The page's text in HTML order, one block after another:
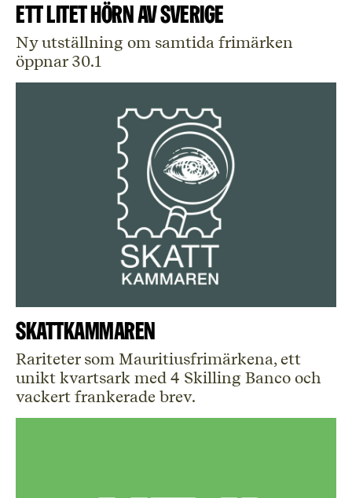
Ett litet hörn av Sverige
Ny utställning om samtida frimärken
öppnar 30.1
Skattkammaren
Rariteter som Mauritiusfrimärkena, ett
unikt kvartsark med 4 Skilling Banco och
vackert frankerade brev.